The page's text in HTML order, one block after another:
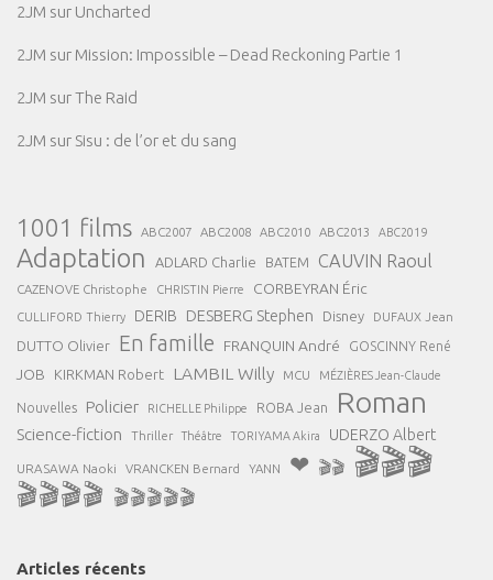
2JM sur Uncharted
2JM sur Mission: Impossible – Dead Reckoning Partie 1
2JM surThe Raid
2JM sur Sisu : de l’or et du sang
1001 films ABC2007 ABC2008 ABC2010 ABC2013 ABC2019
Adaptation ADLARD Charlie BATEM CAUVIN Raoul
CAZENOVE Christophe CHRISTIN Pierre CORBEYRAN Éric
CULLIFORD Thierry DERIB DESBERG Stephen Disney DUFAUX Jean
DUTTO Olivier En famille FRANQUIN André GOSCINNY René
JOB KIRKMAN Robert LAMBIL Willy MCU MÉZIÈRES Jean-Claude
Nouvelles Policier RICHELLE Philippe ROBA Jean Roman
Science-fiction Thriller Théâtre TORIYAMA Akira UDERZO Albert
URASAWA Naoki VRANCKEN Bernard YANN ❤ 🎬🎬 🎬🎬🎬
🎬🎬🎬🎬 🎬🎬🎬🎬🎬
Articles récents